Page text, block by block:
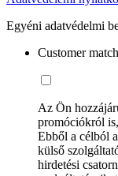
Egyéni adatvédelmi
Customer
Az Ön
promóciókról
Ebből a célból
külső
hirdetési